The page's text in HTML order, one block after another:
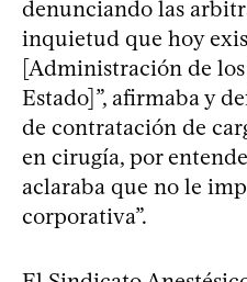
denunciando las
inquietud que hoy
[Administración de
Estado]”, afirmaba y
de contratación de
en cirugía, por
aclaraba que no le
corporativa”.